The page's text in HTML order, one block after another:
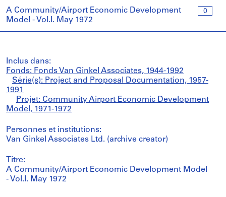
0
A Community/Airport Economic Development
Model - Vol.I. May 1972
Inclus dans:
Fonds: Fonds Van Ginkel Associates, 1944-1992
Série(s): Project and Proposal Documentation, 1957-
1991
Projet: Community Airport Economic Development
Model, 1971-1972
Personnes et institutions:
Van Ginkel Associates Ltd. (archive creator)
Titre:
A Community/Airport Economic Development Model
- Vol.I. May 1972